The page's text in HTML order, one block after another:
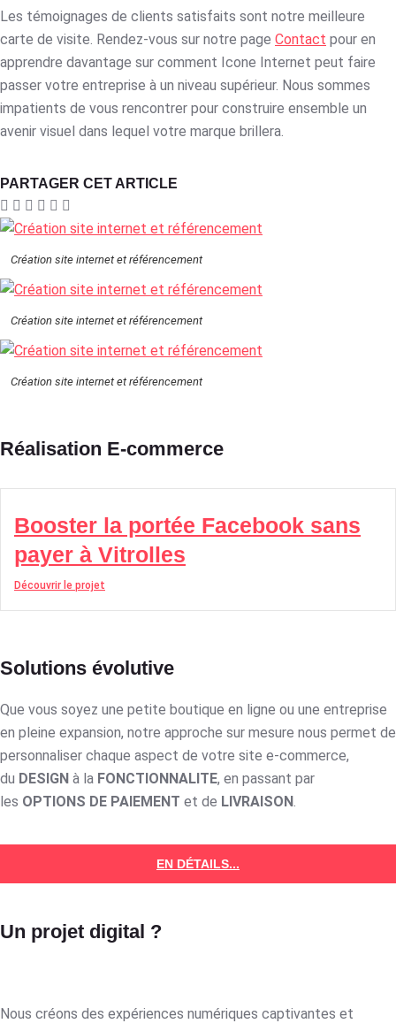
Les témoignages de clients satisfaits sont notre meilleure
carte de visite. Rendez-vous sur notre page Contact pour en
apprendre davantage sur comment Icone Internet peut faire
passer votre entreprise à un niveau supérieur. Nous sommes
impatients de vous rencontrer pour construire ensemble un
avenir visuel dans lequel votre marque brillera.
PARTAGER CET ARTICLE
Création site internet et référencement
Création site internet et référencement
Création site internet et référencement
Réalisation E-commerce
Booster la portée Facebook sans
payer à Vitrolles
Découvrir le projet
Solutions évolutive
Que vous soyez une petite boutique en ligne ou une entreprise
en pleine expansion, notre approche sur mesure nous permet de
personnaliser chaque aspect de votre site e-commerce,
du DESIGN à la FONCTIONNALITE, en passant par
les OPTIONS DE PAIEMENT et de LIVRAISON.
EN DÉTAILS...
Un projet digital ?
Nous créons des expériences numériques captivantes et